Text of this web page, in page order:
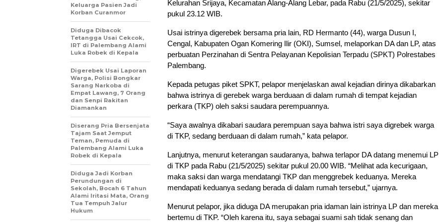
Kelurahan Srijaya, Kecamatan Alang-Alang Lebar, pada Rabu (21/5/2025), sekitar
pukul 23.12 WIB.
Usai istrinya digerebek bersama pria lain, RD Hermanto (44), warga Dusun I,
Cengal, Kabupaten Ogan Komering Ilir (OKI), Sumsel, melaporkan DA dan LP, atas
perbuatan Perzinahan di Sentra Pelayanan Kepolisian Terpadu (SPKT) Polrestabes
Palembang.
Kepada petugas piket SPKT, pelapor menjelaskan awal kejadian dirinya dikabarkan
bahwa istrinya di gerebek warga berduaan di dalam rumah di tempat kejadian
perkara (TKP) oleh saksi saudara perempuannya.
“Saya awalnya dikabari saudara perempuan saya bahwa istri saya digrebek warga
di TKP, sedang berduaan di dalam rumah,” kata pelapor.
Lanjutnya, menurut keterangan saudaranya, bahwa terlapor DA datang menemui LP
di TKP pada Rabu (21/5/2025) sekitar pukul 20.00 WIB. “Melihat ada kecurigaan,
maka saksi dan warga mendatangi TKP dan menggrebek keduanya. Mereka
mendapati keduanya sedang berada di dalam rumah tersebut,” ujarnya.
Menurut pelapor, jika diduga DA merupakan pria idaman lain istrinya LP dan mereka
bertemu di TKP. “Oleh karena itu, saya sebagai suami sah tidak senang dan
Keluarga Pasien Jadi
Korban Curanmor
Diduga Dibacok
Tetangga Usai Cekcok,
IRT di Palembang Alami
Luka Robek di Kepala
Digerebek Usai Laporan
Warga, Polisi Bongkar
Sarang Narkoba di
Empat Lawang, 7 Orang
dan Senpi Rakitan
Diamankan
Diserang Pria Bersenjata
Tajam Saat Jemput
Teman, Pemuda di
Palembang Alami Luka
Robek di Kepala
Diduga Jadi Korban
Perundungan di
Sekolah, Bocah 6 Tahun
Alami Iritasi Mata, Orang
Tua Tempuh Jalur
Hukum